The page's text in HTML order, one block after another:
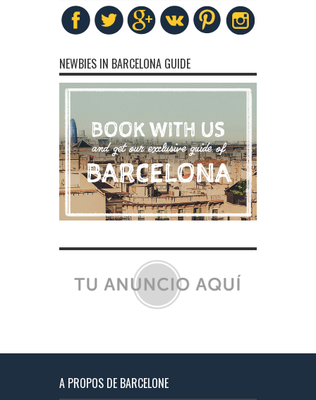
NEWBIES IN BARCELONA GUIDE
A PROPOS DE BARCELONE